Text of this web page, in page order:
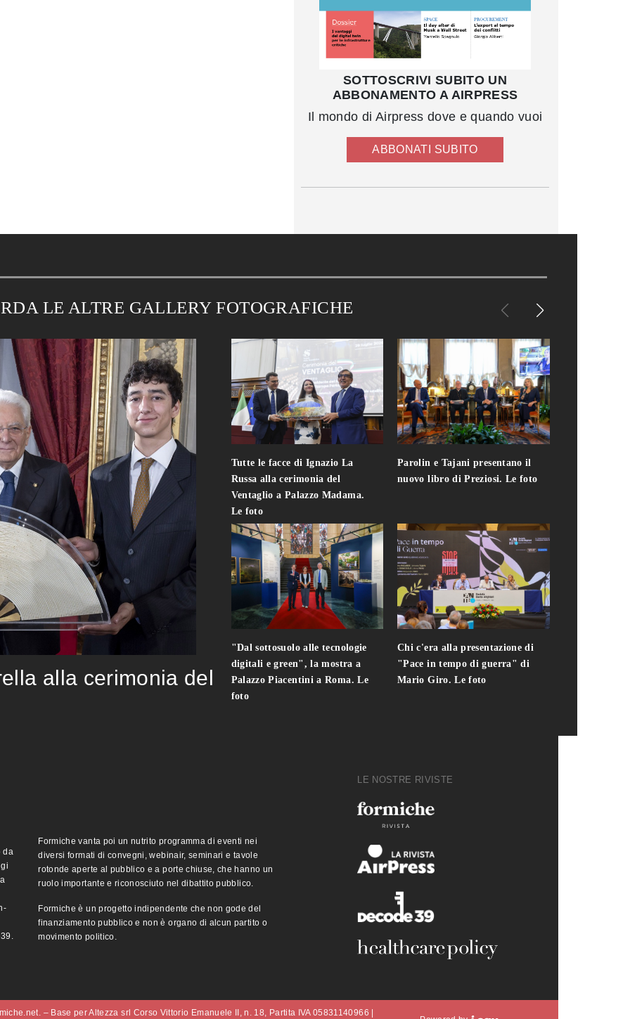
SOTTOSCRIVI SUBITO UN
ABBONAMENTO A AIRPRESS
Il mondo di Airpress dove e quando vuoi
ABBONATI SUBITO
LE ALTRE GALLERY FOTOGRAFICHE
alla cerimonia del
Tutte le facce di Ignazio La
Russa alla cerimonia del
Ventaglio a Palazzo Madama.
Le foto
"Dal sottosuolo alle tecnologie
digitali e green", la mostra a
Palazzo Piacentini a Roma. Le
foto
Parolin e Tajani presentano il
nuovo libro di Preziosi. Le foto
Chi c'era alla presentazione di
"Pace in tempo di guerra" di
Mario Giro. Le foto
da
Formiche vanta poi un nutrito programma di eventi nei
diversi formati di convegni, webinair, seminari e tavole
rotonde aperte al pubblico e a porte chiuse, che hanno un
ruolo importante e riconosciuto nel dibattito pubblico.
Formiche è un progetto indipendente che non gode del
finanziamento pubblico e non è organo di alcun partito o
movimento politico.
LE NOSTRE RIVISTE
– Base per Altezza srl Corso Vittorio Emanuele II, n. 18, Partita IVA 05831140966 |